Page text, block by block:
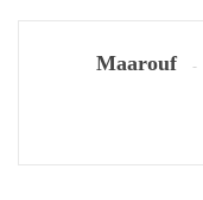
Maarouf